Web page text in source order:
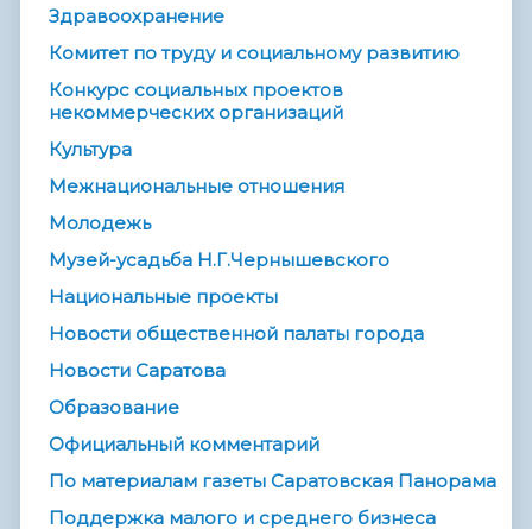
Здравоохранение
Комитет по труду и социальному развитию
Конкурс социальных проектов
некоммерческих организаций
Культура
Межнациональные отношения
Молодежь
Музей-усадьба Н.Г.Чернышевского
Национальные проекты
Новости общественной палаты города
Новости Саратова
Образование
Официальный комментарий
По материалам газеты Саратовская Панорама
Поддержка малого и среднего бизнеса